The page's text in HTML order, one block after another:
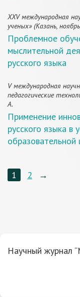
XXV международная
ученых» (Казань,
Проблемное
мыслительной
русского языка
V международная
педагогические
А.
Применение
русского языка в
1 2 →
Научный журнал